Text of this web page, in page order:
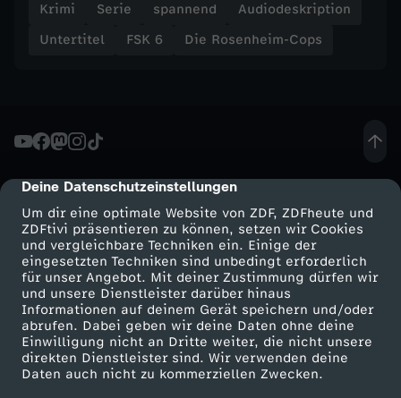
cmp-dialog-description
Deine Datenschutzeinstellungen
Um dir eine optimale Website von ZDF, ZDFheute und
ZDFtivi präsentieren zu können, setzen wir Cookies
und vergleichbare Techniken ein. Einige der
eingesetzten Techniken sind unbedingt erforderlich
für unser Angebot. Mit deiner Zustimmung dürfen wir
und unsere Dienstleister darüber hinaus
Informationen auf deinem Gerät speichern und/oder
abrufen. Dabei geben wir deine Daten ohne deine
Einwilligung nicht an Dritte weiter, die nicht unsere
direkten Dienstleister sind. Wir verwenden deine
Daten auch nicht zu kommerziellen Zwecken.
Krimi Serie spannend
Audiodeskription
Untertitel
FSK 6 Die Rosenheim-Cops
Mehr ZDF
ZDF-Apps
Smart TV
ZDFtext
Service
ZDFmitreden
Kontakt zum ZDF
Tickets